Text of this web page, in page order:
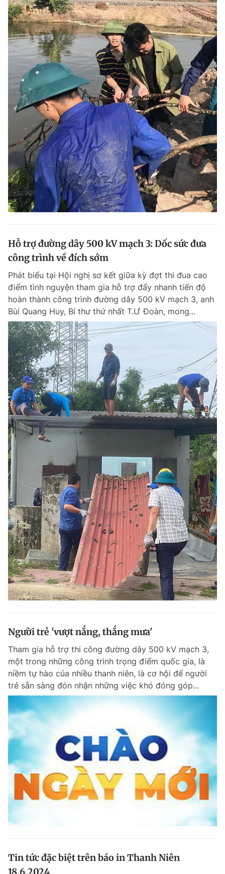
Hỗ trợ đường dây 500 kV mạch 3: Dốc sức đưa
công trình về đích sớm
Phát biểu tại Hội nghị sơ kết giữa kỳ đợt thi đua cao
điểm tình nguyện tham gia hỗ trợ đẩy nhanh tiến độ
hoàn thành công trình đường dây 500 kV mạch 3, anh
Bùi Quang Huy, Bí thư thứ nhất T.Ư Đoàn, mong...
Người trẻ 'vượt nắng, thắng mưa'
Tham gia hỗ trợ thi công đường dây 500 kV mạch 3,
một trong những công trình trọng điểm quốc gia, là
niềm tự hào của nhiều thanh niên, là cơ hội để người
trẻ sẵn sàng đón nhận những việc khó đóng góp...
Tin tức đặc biệt trên báo in Thanh Niên